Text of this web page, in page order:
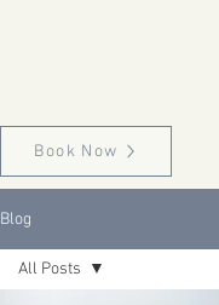
Book Now
Blog
All Posts